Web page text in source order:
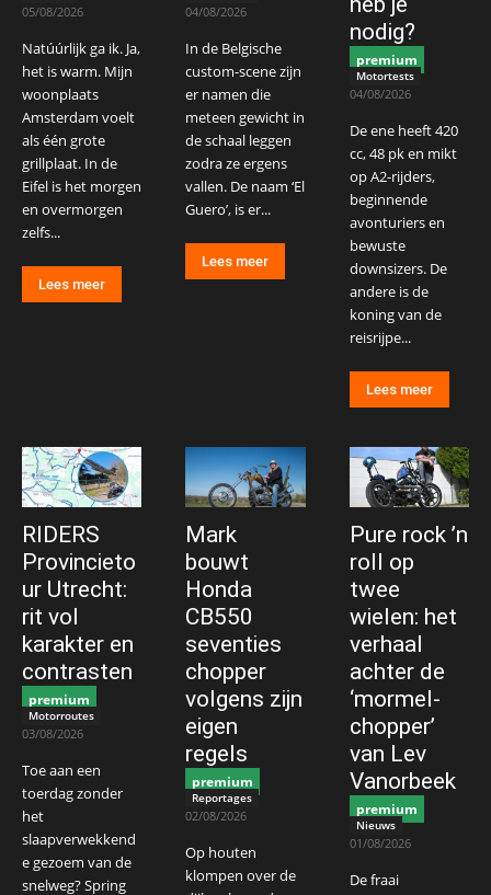
05/08/2026
Natúúrlijk ga ik. Ja,
het is warm. Mijn
woonplaats
Amsterdam voelt
als één grote
grillplaat. In de
Eifel is het morgen
en overmorgen
zelfs...
Lees meer
04/08/2026
In de Belgische
custom-scene zijn
er namen die
meteen gewicht in
de schaal leggen
zodra ze ergens
vallen. De naam ‘El
Guero’, is er...
Lees meer
nodig?
premium
Motortests
04/08/2026
De ene heeft 420
cc, 48 pk en mikt
op A2-rijders,
beginnende
avonturiers en
bewuste
downsizers. De
andere is de
koning van de
reisrijpe...
Lees meer
RIDERS
Provincieto
ur Utrecht:
rit vol
karakter en
contrasten
premium
Motorroutes
03/08/2026
Toe aan een
toerdag zonder
het
slaapverwekkend
e gezoem van de
snelweg? Spring
Mark
bouwt
Honda
CB550
seventies
chopper
volgens zijn
eigen
regels
premium
Reportages
02/08/2026
Op houten
klompen over de
Pure rock ’n
roll op
twee
wielen: het
verhaal
achter de
‘mormel-
chopper’
van Lev
Vanorbeek
premium
Nieuws
01/08/2026
De fraai